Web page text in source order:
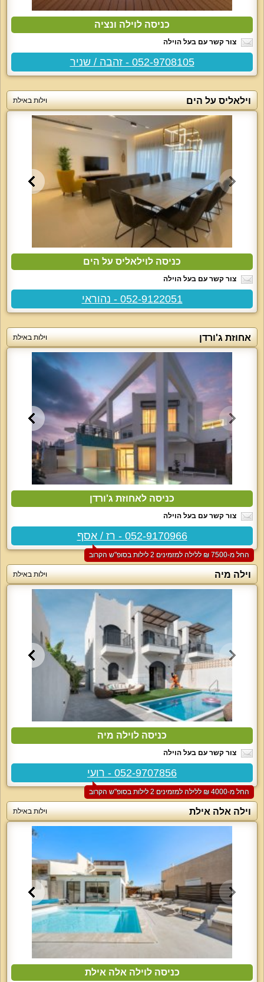
כניסה לוילה ונציה
צור קשר עם בעל הוילה
052-9708105 - זהבה / שניר
וילאליס על הים וילות באילת
כניסה לוילאליס על הים
צור קשר עם בעל הוילה
052-9122051 - נהוראי
אחוזת ג'ורדן וילות באילת
כניסה לאחוזת ג'ורדן
צור קשר עם בעל הוילה
052-9170966 - רז / אסף
החל מ-‏7500 ₪ ללילה למזמינים 2 לילות בסופ"ש הקרוב
וילה מיה וילות באילת
כניסה לוילה מיה
צור קשר עם בעל הוילה
052-9707856 - רועי
החל מ-‏4000 ₪ ללילה למזמינים 2 לילות בסופ"ש הקרוב
וילה אלה אילת וילות באילת
כניסה לוילה אלה אילת